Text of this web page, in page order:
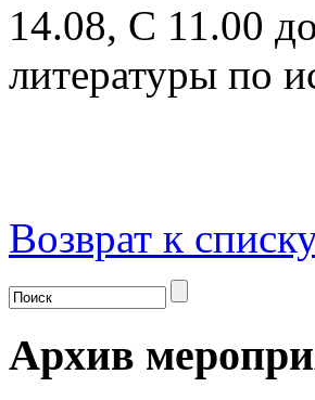
14.08, С 11.00
литературы по
Возврат к
Архив